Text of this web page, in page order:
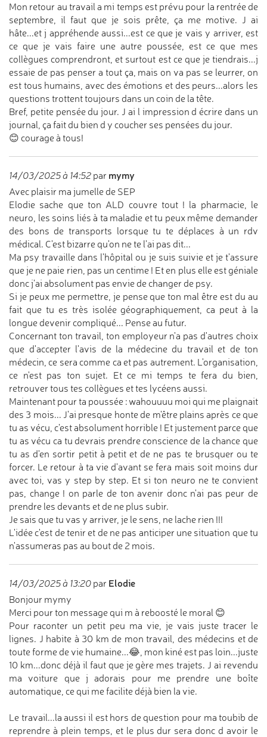
Mon retour au travail a mi temps est prévu pour la rentrée de
septembre, il faut que je sois prête, ça me motive. J ai
hâte...et j appréhende aussi...est ce que je vais y arriver, est
ce que je vais faire une autre poussée, est ce que mes
collègues comprendront, et surtout est ce que je tiendrais...j
essaie de pas penser a tout ça, mais on va pas se leurrer, on
est tous humains, avec des émotions et des peurs...alors les
questions trottent toujours dans un coin de la tête.
Bref, petite pensée du jour. J ai l impression d écrire dans un
journal, ça fait du bien d y coucher ses pensées du jour.
😊 courage à tous!
14/03/2025 à 14:52 par mymy
Avec plaisir ma jumelle de SEP
Elodie sache que ton ALD couvre tout ! la pharmacie, le
neuro, les soins liés à ta maladie et tu peux même demander
des bons de transports lorsque tu te déplaces à un rdv
médical. C'est bizarre qu'on ne te l'ai pas dit...
Ma psy travaille dans l'hôpital ou je suis suivie et je t'assure
que je ne paie rien, pas un centime ! Et en plus elle est géniale
donc j'ai absolument pas envie de changer de psy.
Si je peux me permettre, je pense que ton mal être est du au
fait que tu es très isolée géographiquement, ca peut à la
longue devenir compliqué... Pense au futur.
Concernant ton travail, ton employeur n'a pas d'autres choix
que d'accepter l'avis de la médecine du travail et de ton
médecin, ce sera comme ca et pas autrement. L'organisation,
ce n'est pas ton sujet. Et ce mi temps te fera du bien,
retrouver tous tes collègues et tes lycéens aussi.
Maintenant pour ta poussée : wahouuuu moi qui me plaignait
des 3 mois... J'ai presque honte de m'être plains après ce que
tu as vécu, c'est absolument horrible ! Et justement parce que
tu as vécu ca tu devrais prendre conscience de la chance que
tu as d'en sortir petit à petit et de ne pas te brusquer ou te
forcer. Le retour à ta vie d'avant se fera mais soit moins dur
avec toi, vas y step by step. Et si ton neuro ne te convient
pas, change ! on parle de ton avenir donc n'ai pas peur de
prendre les devants et de ne plus subir.
Je sais que tu vas y arriver, je le sens, ne lache rien !!!
L'idée c'est de tenir et de ne pas anticiper une situation que tu
n'assumeras pas au bout de 2 mois.
14/03/2025 à 13:20 par Elodie
Bonjour mymy
Merci pour ton message qui m à reboosté le moral 😊
Pour raconter un petit peu ma vie, je vais juste tracer le
lignes. J habite à 30 km de mon travail, des médecins et de
toute forme de vie humaine...😂, mon kiné est pas loin...juste
10 km...donc déjà il faut que je gère mes trajets. J ai revendu
ma voiture que j adorais pour me prendre une boîte
automatique, ce qui me facilite déjà bien la vie.
Le travail...la aussi il est hors de question pour ma toubib de
reprendre à plein temps, et le plus dur sera donc d avoir le